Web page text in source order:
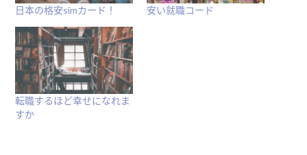
日本の格安simカード！ 安い就職コード
転職するほど幸せになれま
すか